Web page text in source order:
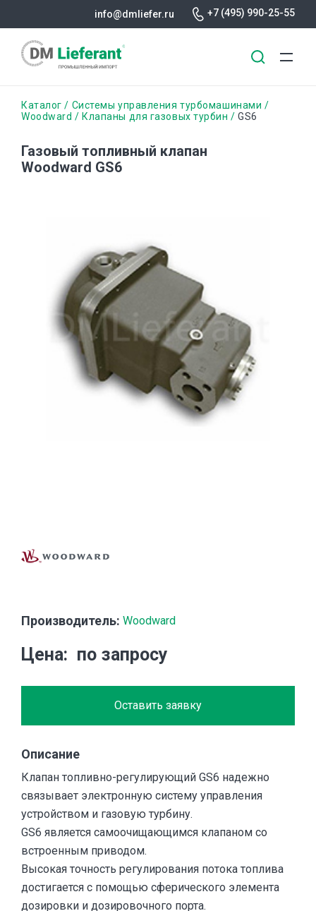
содержанию
info@dmliefer.ru +7 (495) 990-25-55
Строка
Каталог
Системы управления турбомашинами
Woodward
Клапаны для газовых турбин GS6
Газовый топливный клапан
Woodward GS6
Производитель: Woodward
Цена по запросу
Оставить заявку
Описание
Клапан топливно-регулирующий GS6 надежно
связывает электронную систему управления
устройством и газовую турбину.
GS6 является самоочищающимся клапаном со
встроенным приводом.
Высокая точность регулирования потока топлива
достигается с помощью сферического элемента
дозировки и дозировочного порта.